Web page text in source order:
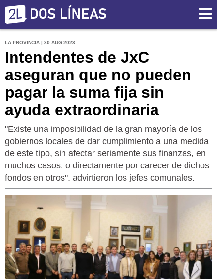
LA PROVINCIA | 30 AUG 2023
Intendentes de JxC
aseguran que no pueden
pagar la suma fija sin
ayuda extraordinaria
"Existe una imposibilidad de la gran mayoría de los
gobiernos locales de dar cumplimiento a una medida
de este tipo, sin afectar seriamente sus finanzas, en
muchos casos, o directamente por carecer de dichos
fondos en otros", advirtieron los jefes comunales.